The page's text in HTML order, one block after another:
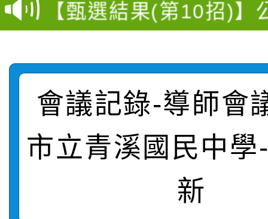
結果
【甄選結果(第10招)】
結果(第10招)
學年度第1學期第9次代
結果(第2招)
轉知：本市公務人員協
9月16日本府B2大禮堂
1次會員大會暨第7屆會
函轉運動部全民運動署
推動社區運動俱樂部營
計畫」1 份，請踴躍報
權責核予出席人員公(
桃園區第七屆教育盃羽
【甄選結果(第9招)】
學年度第1學期第7次
【甄選結果(第1招)】
會議記錄-導師會
市立青溪國民中學
新